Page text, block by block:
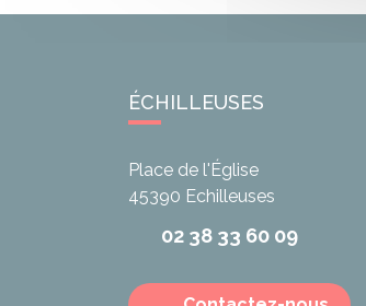
ÉCHILLEUSES
Place de l'Église
45390 Echilleuses
02 38 33 60 09